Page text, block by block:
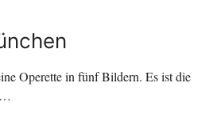
Operette in fünf Bildern. Es ist die